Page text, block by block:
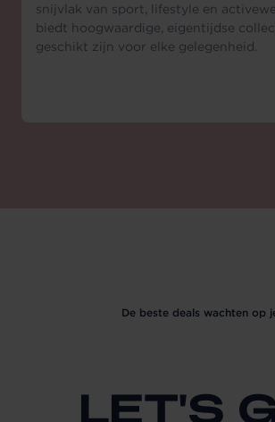
snijvlak van sport, lifestyle en
biedt hoogwaardige, eigentijdse
geschikt zijn voor elke gelegenheid.
De beste deals wachten op
LET'S